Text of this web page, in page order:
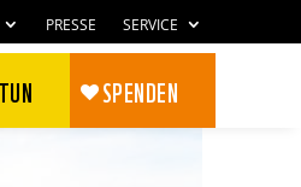
PRESSE SERVICE
SPENDEN